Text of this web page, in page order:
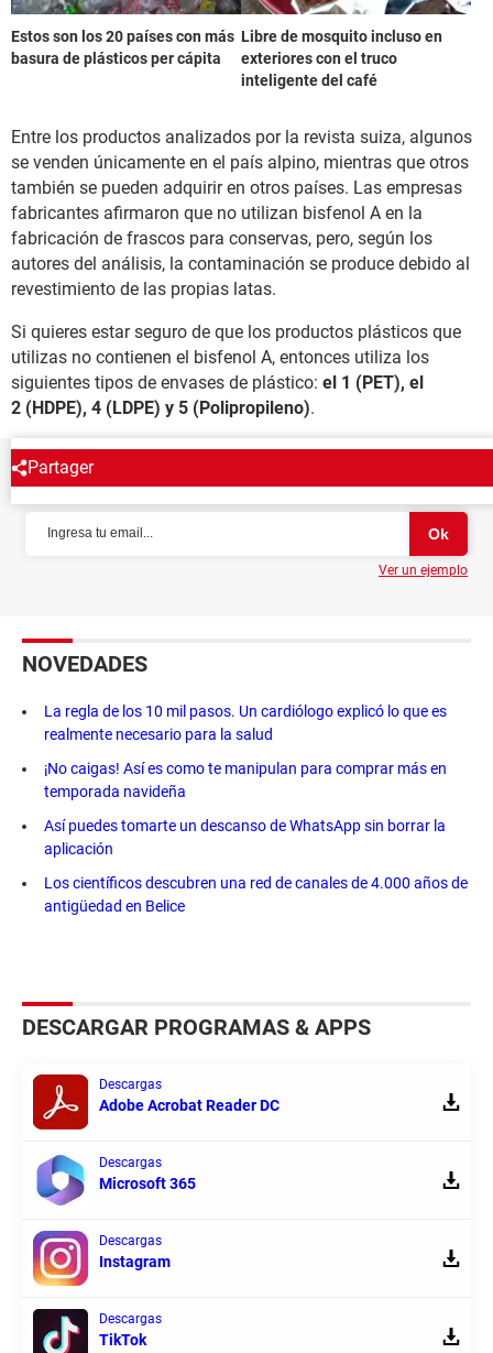
Estos son los 20 países con más
basura de plásticos per cápita
Libre de mosquito incluso en
exteriores con el truco
inteligente del café
Entre los productos analizados por la revista suiza, algunos
se venden únicamente en el país alpino, mientras que otros
también se pueden adquirir en otros países. Las empresas
fabricantes afirmaron que no utilizan bisfenol A en la
fabricación de frascos para conservas, pero, según los
autores del análisis, la contaminación se produce debido al
revestimiento de las propias latas.
Si quieres estar seguro de que los productos plásticos que
utilizas no contienen el bisfenol A, entonces utiliza los
siguientes tipos de envases de plástico: el 1 (PET), el
2 (HDPE), 4 (LDPE) y 5 (Polipropileno).
Partager
NEWSLETTER
Ver un ejemplo
NOVEDADES
La regla de los 10 mil pasos. Un cardiólogo explicó lo que es
realmente necesario para la salud
¡No caigas! Así es como te manipulan para comprar más en
temporada navideña
Así puedes tomarte un descanso de WhatsApp sin borrar la
aplicación
Los científicos descubren una red de canales de 4.000 años de
antigüedad en Belice
DESCARGAR PROGRAMAS & APPS
Descargas
Adobe Acrobat Reader DC
Descargas
Microsoft 365
Descargas
Instagram
Descargas
TikTok